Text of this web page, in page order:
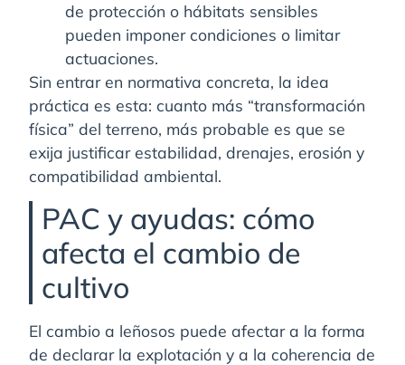
de protección o hábitats sensibles
pueden imponer condiciones o limitar
actuaciones.
Sin entrar en normativa concreta, la idea
práctica es esta: cuanto más “transformación
física” del terreno, más probable es que se
exija justificar estabilidad, drenajes, erosión y
compatibilidad ambiental.
PAC y ayudas: cómo
afecta el cambio de
cultivo
El cambio a leñosos puede afectar a la forma
de declarar la explotación y a la coherencia de